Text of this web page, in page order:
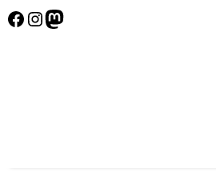
Facebook Instagram Mastodon